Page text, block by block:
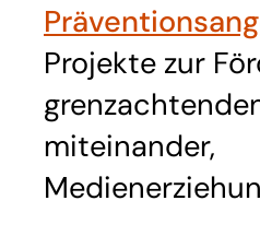
Projekte zur
miteinander,